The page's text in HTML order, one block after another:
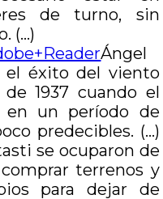
de turno, sin
(…)
Ángel
el éxito del viento
1937 cuando el
en un período de
predecibles. (…)
se ocuparon de
terrenos y
para dejar de